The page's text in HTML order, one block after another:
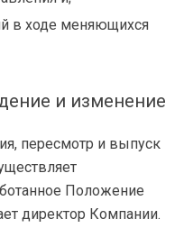
в ходе меняющихся
и изменение
пересмотр и выпуск
Положение
директор Компании.